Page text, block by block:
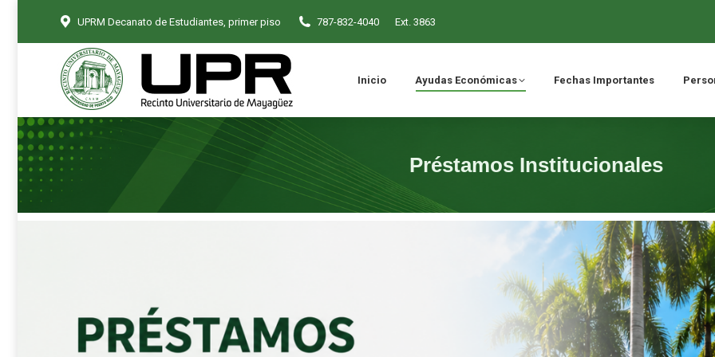
UPRM Decanato de Estudiantes, primer piso 787-832-4040 Ext. 3863
Inicio Ayudas Económicas Fechas Importantes
Préstamos Institucionales
Inicio Ayudas Económicas Fechas Importantes